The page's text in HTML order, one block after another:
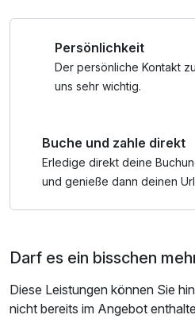
typisch fränkisch.
Persönlichkeit
Der persönliche Kontakt
uns sehr wichtig.
Buche und zahle direkt
Erledige direkt deine
und genieße dann deinen
Darf es ein bisschen
Diese Leistungen können Sie
nicht bereits im Angebot